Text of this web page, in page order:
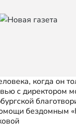
когда он
с директором
бездомным